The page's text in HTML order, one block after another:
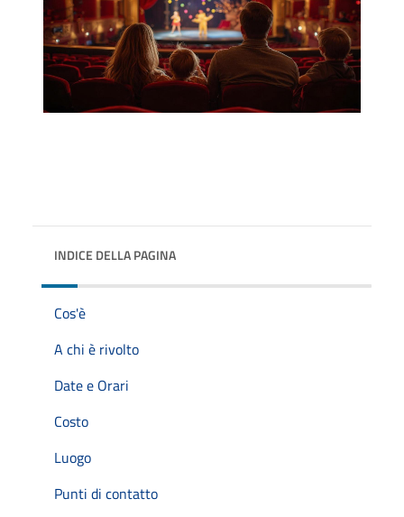
INDICE DELLA PAGINA
Cos'è
A chi è rivolto
Date e Orari
Costo
Luogo
Punti di contatto